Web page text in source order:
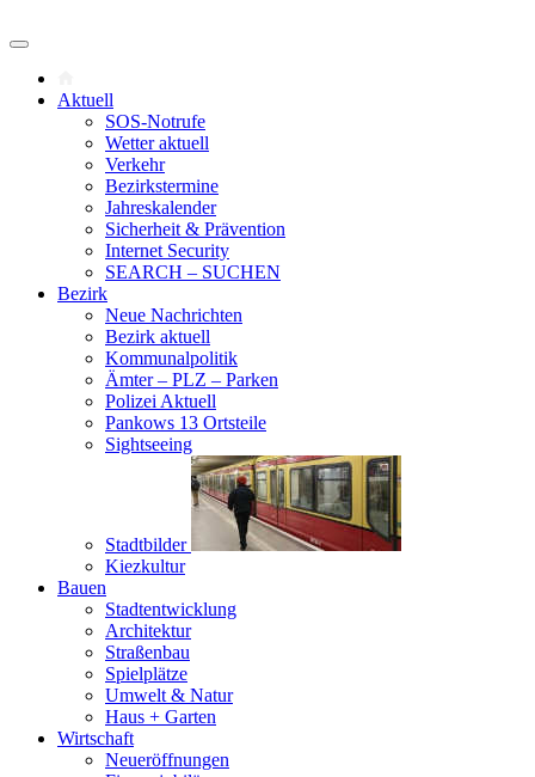
Aktuell
SOS-Notrufe
Wetter aktuell
Verkehr
Bezirkstermine
Jahreskalender
Sicherheit & Prävention
Internet Security
SEARCH – SUCHEN
Bezirk
Neue Nachrichten
Bezirk aktuell
Kommunalpolitik
Ämter – PLZ – Parken
Polizei Aktuell
Pankows 13 Ortsteile
Sightseeing
Stadtbilder
Kiezkultur
Bauen
Stadtentwicklung
Architektur
Straßenbau
Spielplätze
Umwelt & Natur
Haus + Garten
Wirtschaft
Neueröffnungen